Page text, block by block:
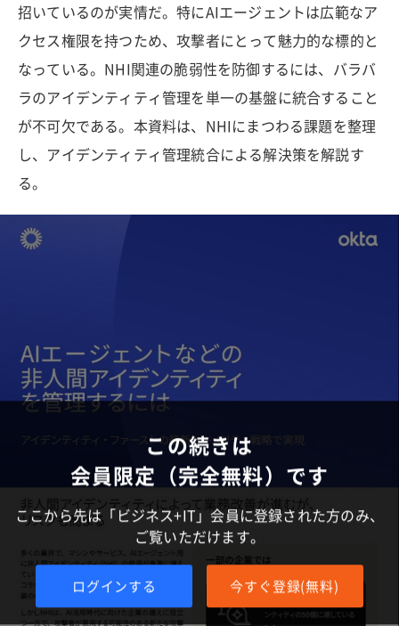
招いているのが実情だ。特にAIエージェントは広範なア
クセス権限を持つため、攻撃者にとって魅力的な標的と
なっている。NHI関連の脆弱性を防御するには、バラバ
ラのアイデンティティ管理を単一の基盤に統合すること
が不可欠である。本資料は、NHIにまつわる課題を整理
し、アイデンティティ管理統合による解決策を解説す
る。
この続きは
会員限定（完全無料）です
ここから先は「ビジネス+IT」会員に登録された方のみ、
ご覧いただけます。
ログインする 今すぐ登録(無料)